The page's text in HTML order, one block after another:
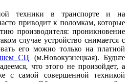
техники в транспорте и на
приводит к поломкам, которые
производителя: проникновение
случае устройство снимается с
его можно только на платной
СЦ (м.Новокузнецкая). Будьте
что этого не произойдет, а
с самой совершенной техникой